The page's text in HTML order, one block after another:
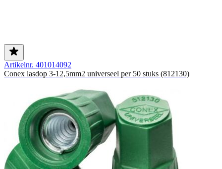
Artikelnr. 401014092
Conex lasdop 3-12,5mm2 universeel per 50 stuks (812130)